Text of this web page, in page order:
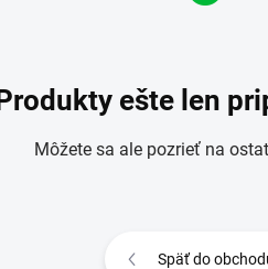
ešte len
Môžete sa ale pozrieť na
Späť do